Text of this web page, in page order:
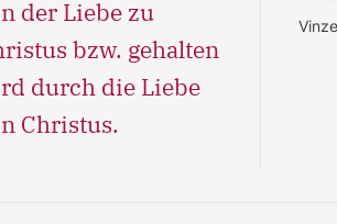
der Liebe zu
bzw. gehalten
durch die Liebe
Christus.